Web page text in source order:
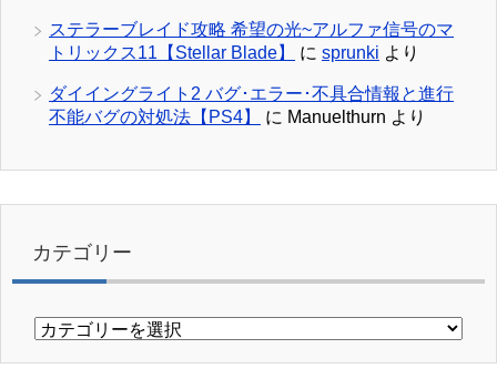
ステラーブレイド攻略 希望の光~アルファ信号のマ
トリックス11【Stellar Blade】
に sprunki より
ダイイングライト2 バグ･エラー･不具合情報と進行
不能バグの対処法【PS4】
に Manuelthurn より
カテゴリー
カ